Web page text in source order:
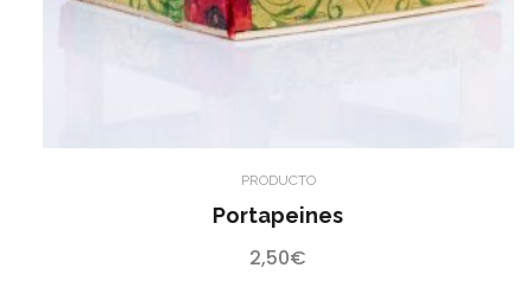
PRODUCTO
Portapeines
2,50€